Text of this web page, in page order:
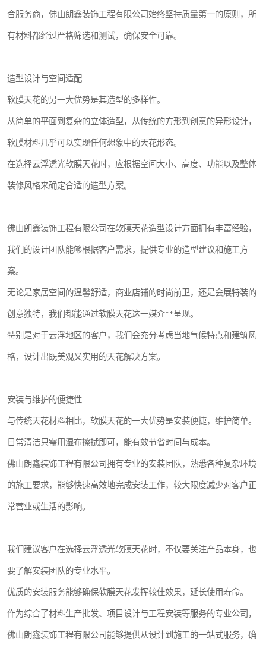
合服务商，佛山朗鑫装饰工程有限公司始终坚持质量第一的原则，所
有材料都经过严格筛选和测试，确保安全可靠。
造型设计与空间适配
软膜天花的另一大优势是其造型的多样性。
从简单的平面到复杂的立体造型，从传统的方形到创意的异形设计，
软膜材料几乎可以实现任何想象中的天花形态。
在选择云浮透光软膜天花时，应根据空间大小、高度、功能以及整体
装修风格来确定合适的造型方案。
佛山朗鑫装饰工程有限公司在软膜天花造型设计方面拥有丰富经验，
我们的设计团队能够根据客户需求，提供专业的造型建议和施工方
案。
无论是家居空间的温馨舒适，商业店铺的时尚前卫，还是会展特装的
创意独特，我们都能通过软膜天花这一媒介**呈现。
特别是对于云浮地区的客户，我们会充分考虑当地气候特点和建筑风
格，设计出既美观又实用的天花解决方案。
安装与维护的便捷性
与传统天花材料相比，软膜天花的一大优势是安装便捷，维护简单。
日常清洁只需用湿布擦拭即可，能有效节省时间与成本。
佛山朗鑫装饰工程有限公司拥有专业的安装团队，熟悉各种复杂环境
的施工要求，能够快速高效地完成安装工作，较大限度减少对客户正
常营业或生活的影响。
我们建议客户在选择云浮透光软膜天花时，不仅要关注产品本身，也
要了解安装团队的专业水平。
优质的安装服务能够确保软膜天花发挥较佳效果，延长使用寿命。
作为综合了材料生产批发、项目设计与工程安装等服务的专业公司，
佛山朗鑫装饰工程有限公司能够提供从设计到施工的一站式服务，确